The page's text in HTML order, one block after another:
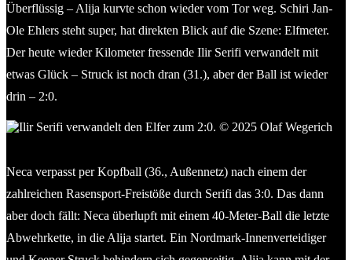
Überflüssig – Alija kurvte schon wieder vom Tor weg. Schiri Jan-
Ole Ehlers steht super, hat direkten Blick auf die Szene: Elfmeter.
Der heute wieder Kilometer fressende Ilir Serifi verwandelt mit
etwas Glück – Struck ist noch dran (31.), aber der Ball ist wieder
drin – 2:0.
Neca verpasst per Kopfball (36., Außennetz) nach einem der
zahlreichen Rasensport-Freistöße durch Serifi das 3:0. Das dann
aber doch fällt: Neca überlupft mit einem 40-Meter-Ball die letzte
Abwehrkette, in die Alija startet. Ein Nordmark-Innenverteidiger